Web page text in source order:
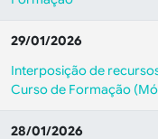
29/01/2026
Interposição de
Curso de Formação
28/01/2026